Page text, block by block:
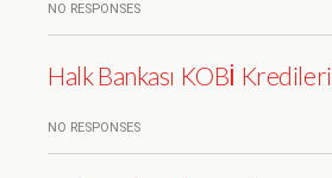
NO RESPONSES
Halk Bankası KOBİ Kredileri
NO RESPONSES